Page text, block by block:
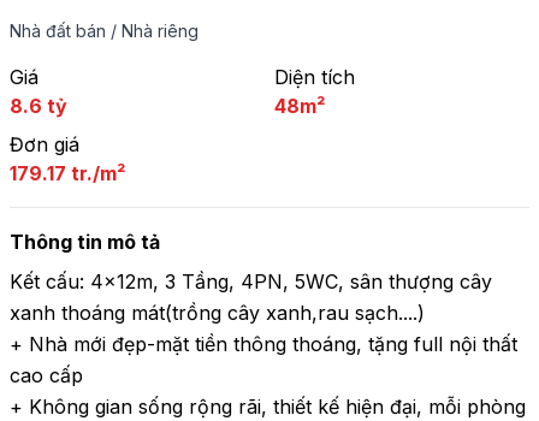
Nhà đất bán / Nhà riêng
Giá
8.6 tỷ
Diện tích
48m²
Đơn giá
179.17 tr./m²
Thông tin mô tả
Kết cấu: 4x12m, 3 Tầng, 4PN, 5WC, sân thượng cây
xanh thoáng mát(trồng cây xanh,rau sạch....)
+ Nhà mới đẹp-mặt tiền thông thoáng, tặng full nội thất
cao cấp
+ Không gian sống rộng rãi, thiết kế hiện đại, mỗi phòng